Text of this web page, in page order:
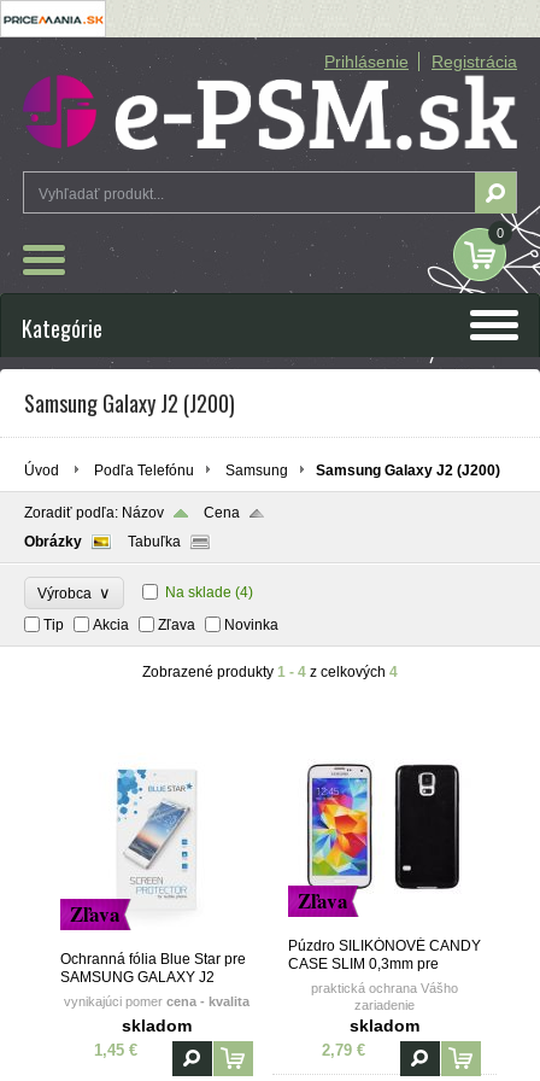
Prihlásenie Registrácia
0
Kategórie
Samsung Galaxy J2 (J200)
Úvod Podľa Telefónu Samsung Samsung Galaxy J2 (J200)
Zoradiť podľa: Názov
Cena
Obrázky
Tabuľka
Výrobca ∨ Na sklade (4)
Tip
Akcia Zľava Novinka
Zobrazené produkty 1 - 4 z celkových 4
Zľava
Ochranná fólia Blue Star pre
SAMSUNG GALAXY J2
(J200)
vynikajúci pomer cena - kvalita
skladom
1,45 €
Zľava
Púzdro SILIKÓNOVÉ CANDY
CASE SLIM 0,3mm pre
SAMSUNG GALAXY J2
(J200) - čierne
praktická ochrana Vášho
zariadenie
skladom
2,79 €